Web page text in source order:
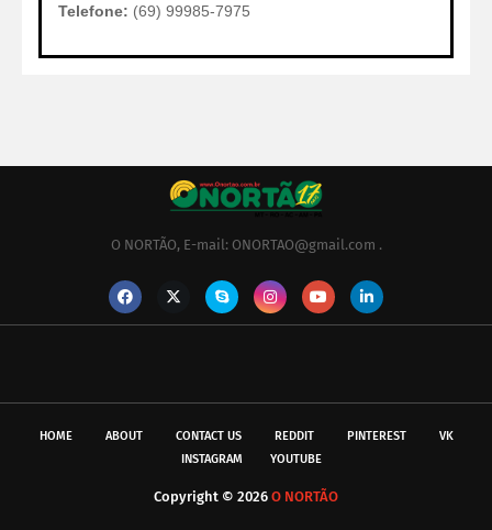
Telefone: (69) 99985-7975
O NORTÃO, E-mail: ONORTAO@gmail.com .
HOME ABOUT CONTACT US REDDIT PINTEREST
VK
INSTAGRAM
YOUTUBE
Copyright © 2026 O NORTÃO